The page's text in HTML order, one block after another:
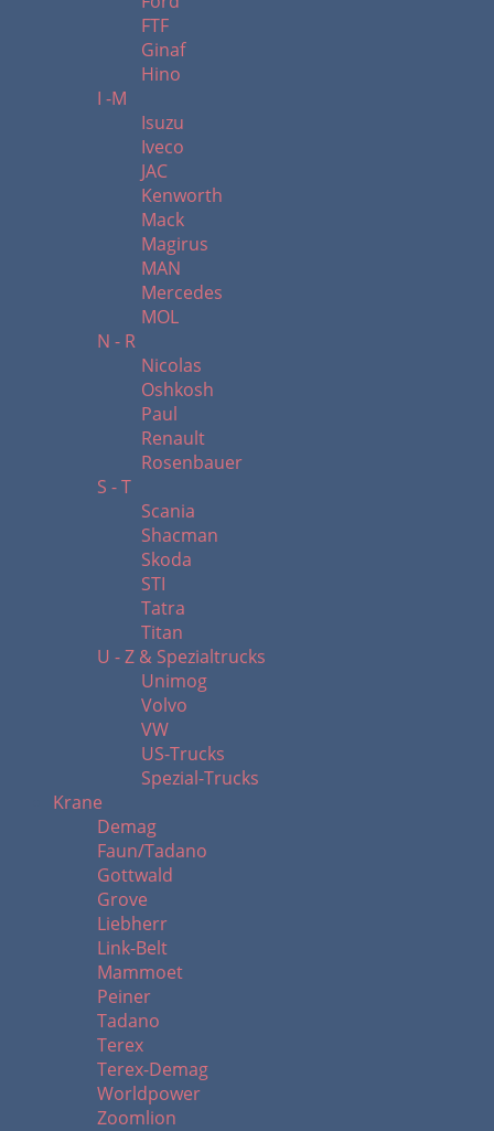
FTF
Ginaf
Hino
I -M
Isuzu
Iveco
JAC
Kenworth
Mack
Magirus
MAN
Mercedes
MOL
N - R
Nicolas
Oshkosh
Paul
Renault
Rosenbauer
S - T
Scania
Shacman
Skoda
STI
Tatra
Titan
U - Z & Spezialtrucks
Unimog
Volvo
VW
US-Trucks
Spezial-Trucks
Krane
Demag
Faun/Tadano
Gottwald
Grove
Liebherr
Link-Belt
Mammoet
Peiner
Tadano
Terex
Terex-Demag
Worldpower
Zoomlion